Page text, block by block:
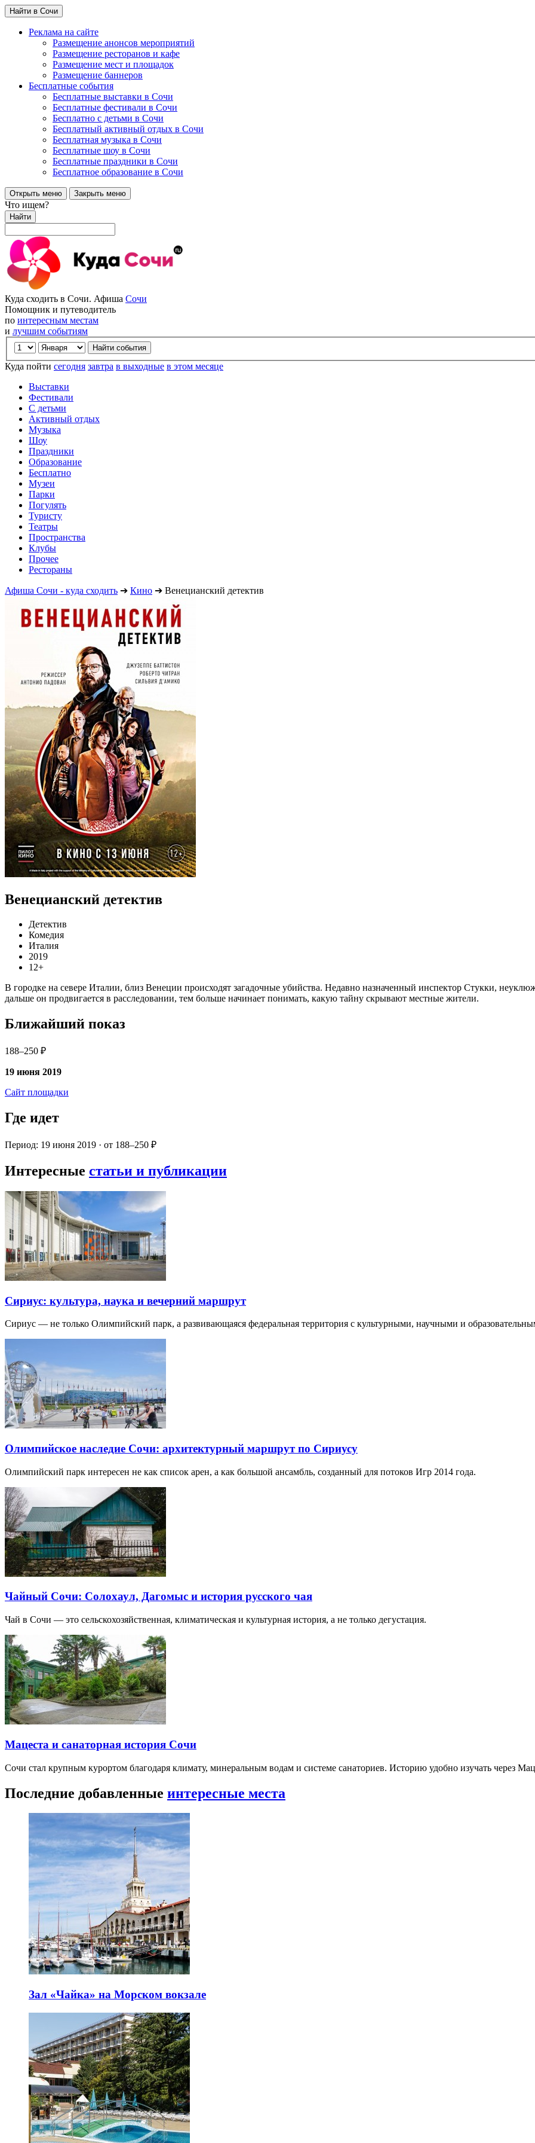
Найти в Сочи
Реклама на сайте
Размещение анонсов мероприятий
Размещение ресторанов и кафе
Размещение мест и площадок
Размещение баннеров
Бесплатные события
Бесплатные выставки в Сочи
Бесплатные фестивали в Сочи
Бесплатно с детьми в Сочи
Бесплатный активный отдых в Сочи
Бесплатная музыка в Сочи
Бесплатные шоу в Сочи
Бесплатные праздники в Сочи
Бесплатное образование в Сочи
Открыть меню Закрыть меню
Что ищем?
Найти
Куда сходить в Сочи. Афиша Сочи
Помощник и путеводитель
по интересным местам
и лучшим событиям
Куда пойти сегодня завтра в выходные в этом месяце
Выставки
Фестивали
С детьми
Активный отдых
Музыка
Шоу
Праздники
Образование
Бесплатно
Музеи
Парки
Погулять
Туристу
Театры
Пространства
Клубы
Прочее
Рестораны
Афиша Сочи - куда сходить ➔ Кино ➔ Венецианский детектив
Венецианский детектив
Детектив
Комедия
Италия
2019
12+
В городке на севере Италии, близ Венеции происходят загадочные убийства. Недавно назначенный инспектор Стукки,
дальше он продвигается в расследовании, тем больше начинает понимать, какую тайну скрывают местные жители.
Ближайший показ
188–250 ₽
19 июня 2019
Сайт площадки
Где идет
Период: 19 июня 2019 · от 188–250 ₽
Интересные статьи и публикации
Сириус: культура, наука и вечерний маршрут
Сириус — не только Олимпийский парк, а развивающаяся федеральная территория с культурными, научными и
Олимпийское наследие Сочи: архитектурный маршрут по Сириусу
Олимпийский парк интересен не как список арен, а как большой ансамбль, созданный для потоков Игр 2014 года.
Чайный Сочи: Солохаул, Дагомыс и история русского чая
Чай в Сочи — это сельскохозяйственная, климатическая и культурная история, а не только дегустация.
Мацеста и санаторная история Сочи
Сочи стал крупным курортом благодаря климату, минеральным водам и системе санаториев. Историю удобно изучать через
Последние добавленные интересные места
Зал «Чайка» на Морском вокзале